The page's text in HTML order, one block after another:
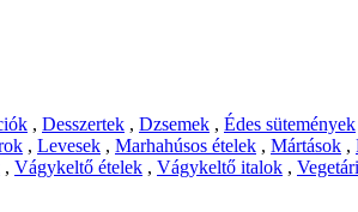
, Desszertek , Dzsemek , Édes sütemények
, Levesek , Marhahúsos ételek , Mártások ,
, Vágykeltő ételek , Vágykeltő italok ,